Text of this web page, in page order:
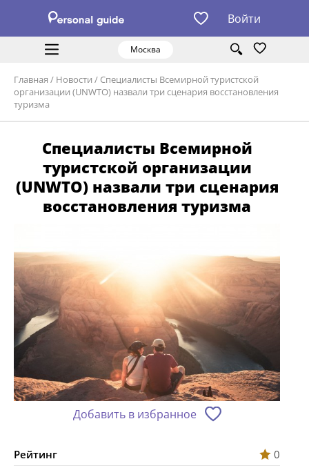
Войти
Москва
Главная / Новости / Специалисты Всемирной туристской
организации (UNWTO) назвали три сценария восстановления
туризма
Специалисты Всемирной
туристской организации
(UNWTO) назвали три сценария
восстановления туризма
Добавить в избранное
Рейтинг
0